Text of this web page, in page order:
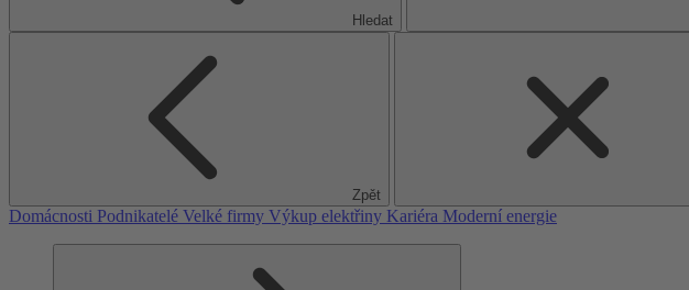
Hledat
Zpět
Domácnosti Podnikatelé Velké firmy Výkup elektřiny Kariéra Moderní energie